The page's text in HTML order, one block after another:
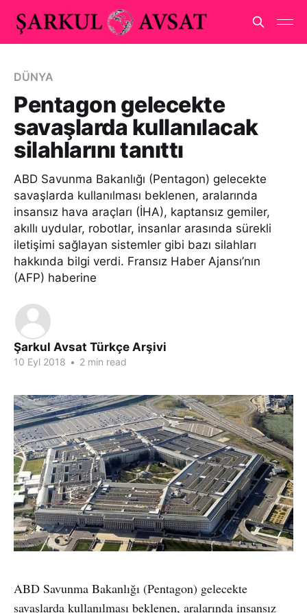
DÜNYA
Pentagon gelecekte
savaşlarda kullanılacak
silahlarını tanıttı
ABD Savunma Bakanlığı (Pentagon) gelecekte
savaşlarda kullanılması beklenen, aralarında
insansız hava araçları (İHA), kaptansız gemiler,
akıllı uydular, robotlar, insanlar arasında sürekli
iletişimi sağlayan sistemler gibi bazı silahları
hakkında bilgi verdi. Fransız Haber Ajansı’nın
(AFP) haberine
Şarkul Avsat Türkçe Arşivi
10 Eyl 2018 • 2 min read
ABD Savunma Bakanlığı (Pentagon) gelecekte
savaşlarda kullanılması beklenen, aralarında insansız